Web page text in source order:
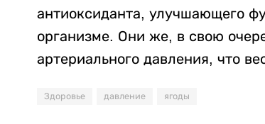
антиоксиданта, улучшающего
организме. Они же, в свою
артериального давления, что
Здоровье давление ягоды